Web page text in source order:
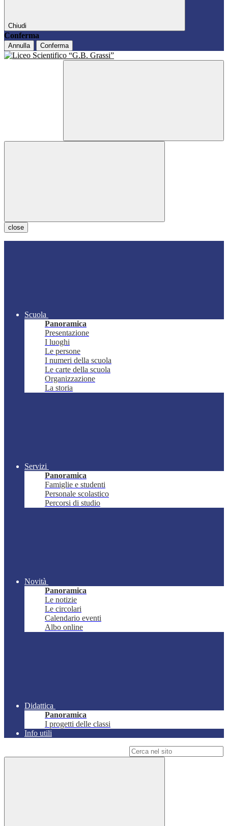
Chiudi
Conferma
Annulla Conferma
close
Scuola
Panoramica
Presentazione
I luoghi
Le persone
I numeri della scuola
Le carte della scuola
Organizzazione
La storia
Servizi
Panoramica
Famiglie e studenti
Personale scolastico
Percorsi di studio
Novità
Panoramica
Le notizie
Le circolari
Calendario eventi
Albo online
Didattica
Panoramica
I progetti delle classi
Info utili